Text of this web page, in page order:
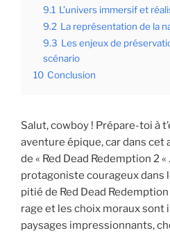
9.1 L’univers immersif et
9.2 La représentation de la
9.3 Les enjeux de
scénario
10 Conclusion
Salut, cowboy ! Prépare-toi à
aventure épique, car dans cet
de « Red Dead Redemption 2
protagoniste courageux dans
pitié de Red Dead
rage et les choix moraux sont
paysages impressionnants,